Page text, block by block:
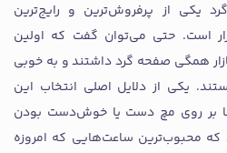
یکی از پرفروش‌ترین و رایج‌ترین
است. حتی می‌توان گفت که اولین
همگی صفحه گرد داشتند و به خوبی
یکی از دلایل اصلی انتخاب این
بر روی مچ دست یا خوش‌دست بودن
محبوب‌ترین ساعت‌هایی که امروزه